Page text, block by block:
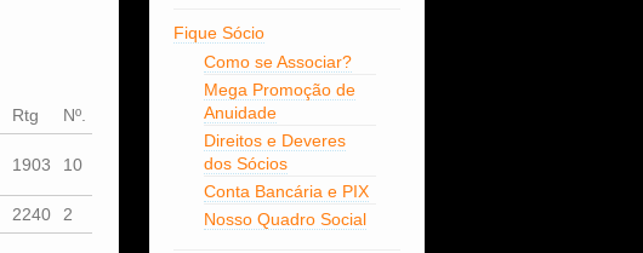
Rtg Nº.
1903 10
2240 2
Fique Sócio
Como se Associar?
Mega Promoção de
Anuidade
Direitos e Deveres
dos Sócios
Conta Bancária e PIX
Nosso Quadro Social